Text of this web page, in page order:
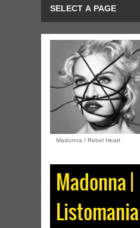
Madonna / Rebel Heart
Madonna |
Listomania